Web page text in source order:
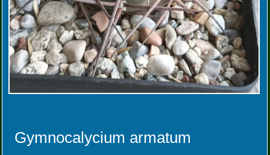
Gymnocalycium armatum